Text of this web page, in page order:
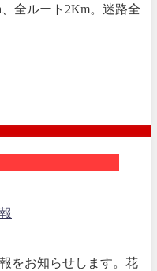
全ルート2Km。迷路全
をお知らせします。花